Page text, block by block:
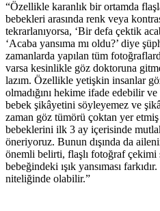
“Özellikle karanlık bir ortamda
bebekleri arasında renk veya
tekrarlanıyorsa, ‘Bir defa çektik
‘Acaba yansıma mı oldu?’ diye
zamanlarda yapılan tüm
varsa kesinlikle göz doktoruna
lazım. Özellikle yetişkin insanlar
olmadığını hekime ifade edebilir
bebek şikâyetini söyleyemez ve
zaman göz tümörü çoktan yer
bebeklerini ilk 3 ay içerisinde
öneriyoruz. Bunun dışında da
önemli belirti, flaşlı fotoğraf çekimi
bebeğindeki ışık yansıması
niteliğinde olabilir.”